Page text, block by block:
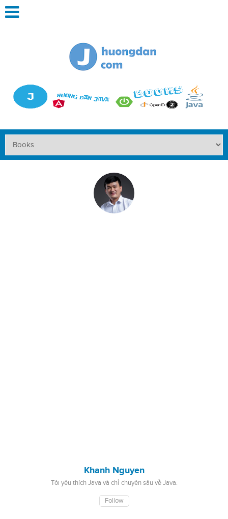
Khanh Nguyen
Tôi yêu thích Java và chỉ chuyên sâu về Java.
Follow